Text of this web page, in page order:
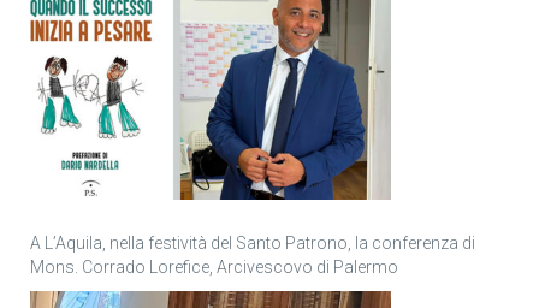
A L’Aquila, nella festività del Santo Patrono, la conferenza di
Mons. Corrado Lorefice, Arcivescovo di Palermo